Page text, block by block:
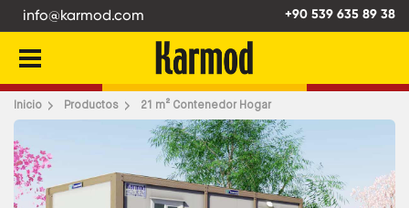
info@karmod.com +90 539 635 89 38
Inicio Productos 21 m² Contenedor Hogar